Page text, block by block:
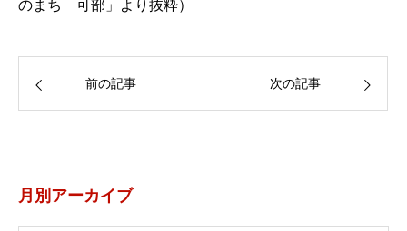
のまち 可部」より抜粋）
前の記事 次の記事
月別アーカイブ